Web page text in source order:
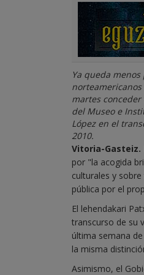
Ya queda
martes
del Museo e
López en el
2010.
Vitoria-Gasteiz.
por "la acogida
culturales y
pública por el
El lehendakari
transcurso de su
última semana
la misma
Asimismo, el